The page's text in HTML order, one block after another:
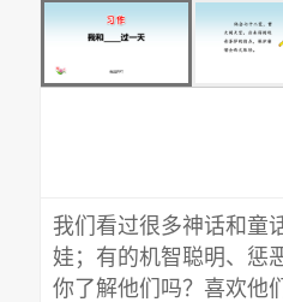
我们看过很多神话和童
娃；有的机智聪明、惩
你了解他们吗？喜欢他